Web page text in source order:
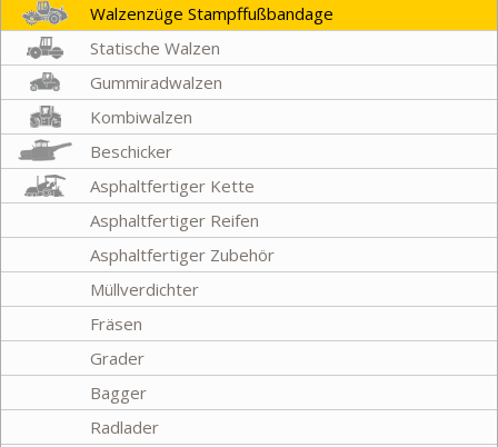
Walzenzüge Stampffußbandage
Statische Walzen
Gummiradwalzen
Kombiwalzen
Beschicker
Asphaltfertiger Kette
Asphaltfertiger Reifen
Asphaltfertiger Zubehör
Müllverdichter
Fräsen
Grader
Bagger
Radlader